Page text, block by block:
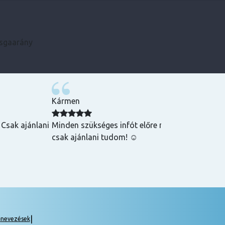
ajánlani
Kármen
Minden szükséges infót előre megkaptam,
csak ajánlani tudom! ☺️
|